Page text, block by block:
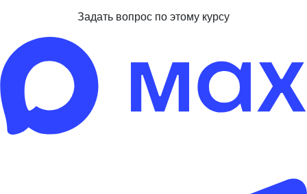
Задать вопрос по этому курсу